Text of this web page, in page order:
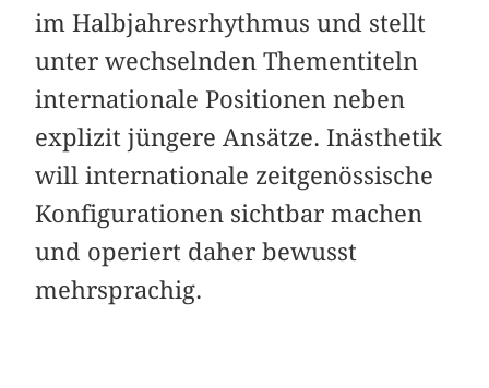
im Halbjahresrhythmus und stellt
unter wechselnden Thementiteln
internationale Positionen neben
explizit jüngere Ansätze. Inästhetik
will internationale zeitgenössische
Konfigurationen sichtbar machen
und operiert daher bewusst
mehrsprachig.